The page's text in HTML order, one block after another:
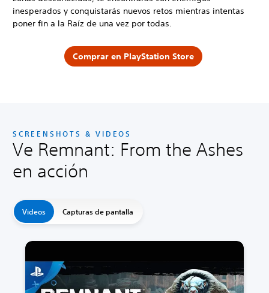
inesperados y conquistarás nuevos retos mientras intentas
poner fin a la Raíz de una vez por todas.
Comprar en PlayStation Store
SCREENSHOTS & VIDEOS
Ve Remnant: From the Ashes
en acción
Videos Capturas de pantalla